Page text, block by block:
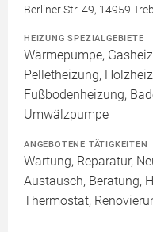
Berliner Str. 49, 14959
HEIZUNG SPEZIALGEBIETE
Wärmepumpe,
Pelletheizung,
Fußbodenheizung,
Umwälzpumpe
ANGEBOTENE TÄTIGKEITEN
Wartung, Reparatur,
Austausch, Beratung,
Thermostat,